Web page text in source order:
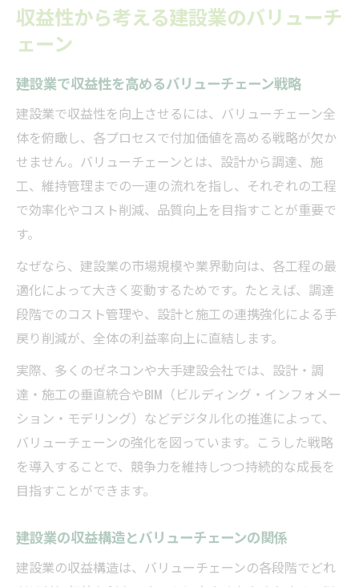
収益性から考える建設業のバリューチ
ェーン
建設業で収益性を高めるバリューチェーン戦略
建設業で収益性を向上させるには、バリューチェーン全
体を俯瞰し、各プロセスで付加価値を高める戦略が欠か
せません。バリューチェーンとは、設計から調達、施
工、維持管理までの一連の流れを指し、それぞれの工程
で効率化やコスト削減、品質向上を目指すことが重要で
す。
なぜなら、建設業の市場規模や業界動向は、各工程の最
適化によって大きく変動するためです。たとえば、調達
段階でのコスト管理や、設計と施工の連携強化による手
戻り削減が、全体の利益率向上に直結します。
実際、多くのゼネコンや大手建設会社では、設計・調
達・施工の垂直統合やBIM（ビルディング・インフォメー
ション・モデリング）などデジタル化の推進によって、
バリューチェーンの強化を図っています。こうした戦略
を導入することで、競争力を維持しつつ持続的な成長を
目指すことができます。
建設業の収益構造とバリューチェーンの関係
建設業の収益構造は、バリューチェーンの各段階でどれ